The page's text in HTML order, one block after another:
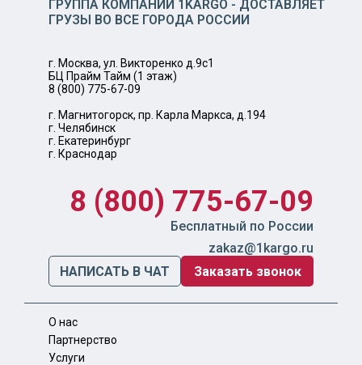
ГРУППА КОМПАНИЙ 1KARGO - ДОСТАВЛЯЕТ
ГРУЗЫ ВО ВСЕ ГОРОДА РОССИИ
г. Москва, ул. Викторенко д.9с1
БЦ Прайм Тайм (1 этаж)
8 (800) 775-67-09
г. Магнитогорск, пр. Карла Маркса, д.194
г. Челябинск
г. Екатеринбург
г. Краснодар
8 (800) 775-67-09
Бесплатный по России
zakaz@1kargo.ru
НАПИСАТЬ В ЧАТ
Заказать звонок
О нас
Партнерство
Услуги